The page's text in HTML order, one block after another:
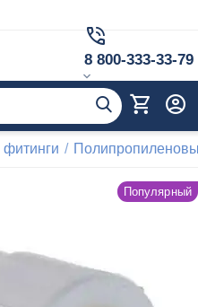
8 800-333-33-79
/
Популярный